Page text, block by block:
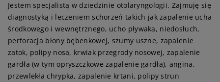
Jestem specjalistą w dziedzinie otolaryngologii. Zajmuję się
diagnostyką i leczeniem schorzeń takich jak zapalenie ucha
środkowego i wewnętrznego, ucho pływaka, niedosłuch,
perforacja błony bębenkowej, szumy uszne, zapalenie
zatok, polipy nosa, krwiak przegrody nosowej, zapalenie
gardła (w tym opryszczkowe zapalenie gardła), angina,
przewlekła chrypka, zapalenie krtani, polipy strun